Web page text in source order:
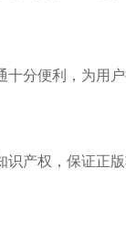
分便利，为用
产权，保证正